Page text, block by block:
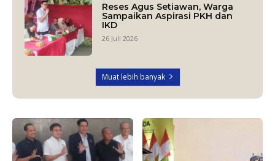
Reses Agus Setiawan, Warga
Sampaikan Aspirasi PKH dan
IKD
26 Juli 2026
Muat lebih banyak